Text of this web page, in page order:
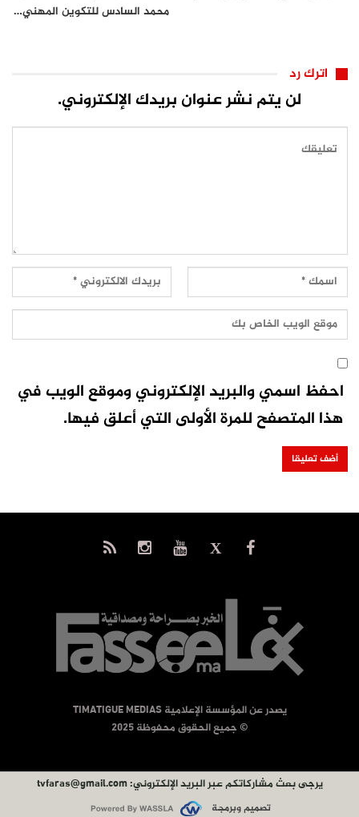
محمد السادس للتكوين المهني…
اترك رد
لن يتم نشر عنوان بريدك الإلكتروني.
احفظ اسمي والبريد الإلكتروني وموقع الويب في
هذا المتصفح للمرة الأولى التي أعلق فيها.
يصدر عن المؤسسة الإعلامية TIMATIGUE MEDIAS
© جميع الحقوق محفوظة 2025
يرجى بعث مشاركاتكم عبر البريد الإلكتروني:tvfaras@gmail.com
تصميم وبرمجة